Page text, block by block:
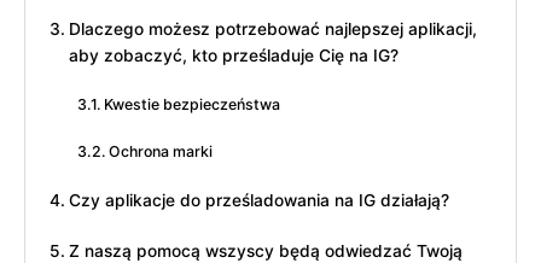
Dlaczego możesz potrzebować najlepszej aplikacji,
aby zobaczyć, kto prześladuje Cię na IG?
Kwestie bezpieczeństwa
Ochrona marki
Czy aplikacje do prześladowania na IG działają?
Z naszą pomocą wszyscy będą odwiedzać Twoją